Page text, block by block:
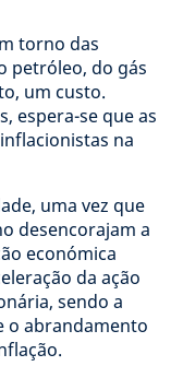
torno das
petróleo, do gás
um custo.
espera-se que as
na
uma vez que
desencorajam a
económica
da ação
sendo a
o abrandamento